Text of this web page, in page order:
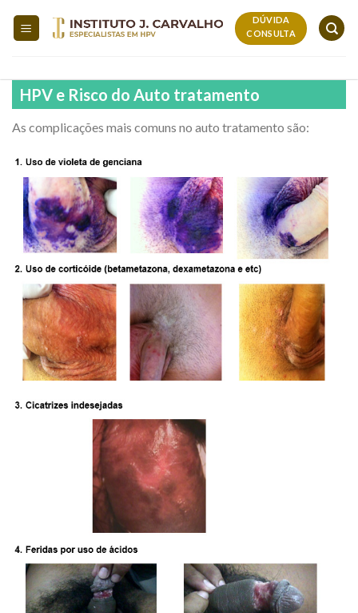
DÚVIDA
CONSULTA
HPV e Risco do Auto tratamento
As complicações mais comuns no auto tratamento são: